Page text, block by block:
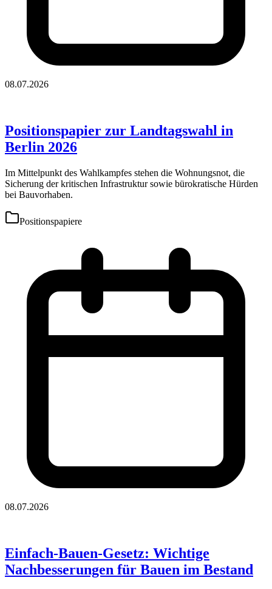
08.07.2026
Positionspapier zur Landtagswahl in
Berlin 2026
Im Mittelpunkt des Wahlkampfes stehen die Wohnungsnot, die
Sicherung der kritischen Infrastruktur sowie bürokratische Hürden
bei Bauvorhaben.
Positionspapiere
08.07.2026
Einfach-Bauen-Gesetz: Wichtige
Nachbesserungen für Bauen im Bestand